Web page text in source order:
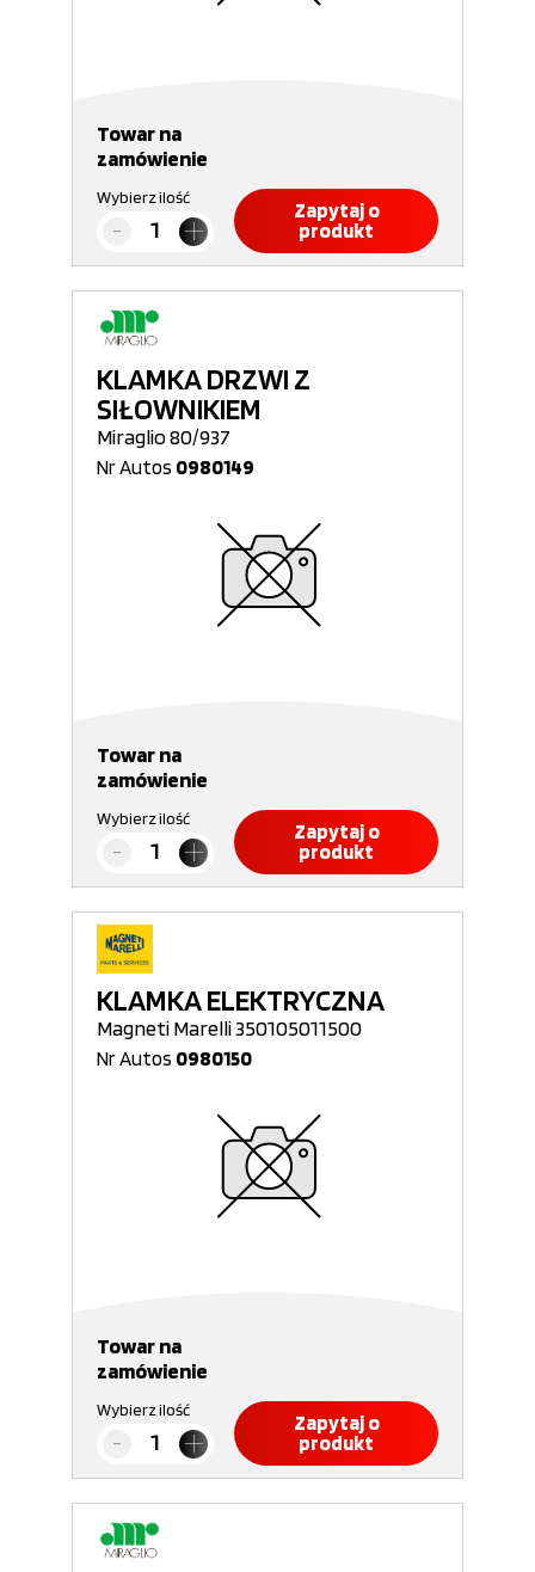
Towar na
zamówienie
Wybierz ilość
Zapytaj o
produkt
KLAMKA DRZWI Z
SIŁOWNIKIEM
Miraglio 80/937
Nr Autos 0980149
Towar na
zamówienie
Wybierz ilość
Zapytaj o
produkt
KLAMKA ELEKTRYCZNA
Magneti Marelli 350105011500
Nr Autos 0980150
Towar na
zamówienie
Wybierz ilość
Zapytaj o
produkt